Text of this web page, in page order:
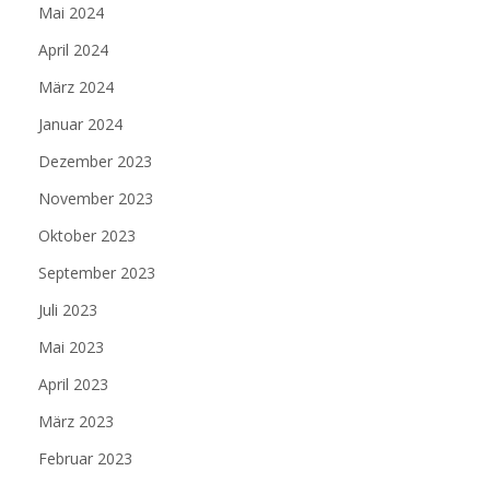
Mai 2024
April 2024
März 2024
Januar 2024
Dezember 2023
November 2023
Oktober 2023
September 2023
Juli 2023
Mai 2023
April 2023
März 2023
Februar 2023